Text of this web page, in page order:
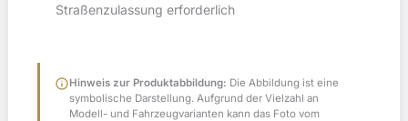
Straßenzulassung erforderlich
infoHinweis zur Produktabbildung: Die Abbildung ist eine
symbolische Darstellung. Aufgrund der Vielzahl an
Modell- und Fahrzeugvarianten kann das Foto vom